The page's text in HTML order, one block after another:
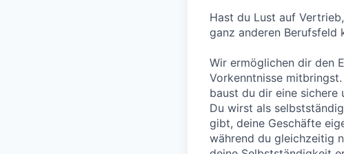
Hast du Lust auf
ganz anderen Berufsfeld
Wir ermöglichen dir den
Vorkenntnisse
baust du dir eine
Du wirst als
gibt, deine Geschäfte
während du gleichzeitig